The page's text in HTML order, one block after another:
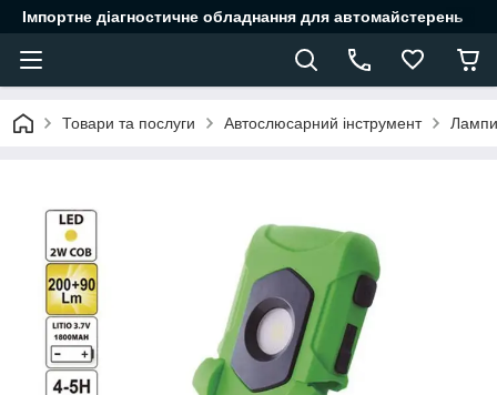
Імпортне діагностичне обладнання для автомайстерень
Товари та послуги Автослюсарний інструмент Лампи